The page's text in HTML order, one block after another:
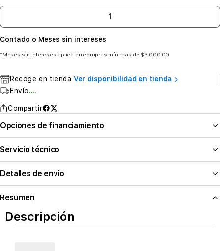
Contado o Meses sin intereses
*Meses sin intereses aplica en compras mínimas de $3,000.00
Recoge en tienda Ver disponibilidad en tienda
Envío....
Compartir
Opciones de financiamiento
Servicio técnico
Detalles de envío
Resumen
Descripción